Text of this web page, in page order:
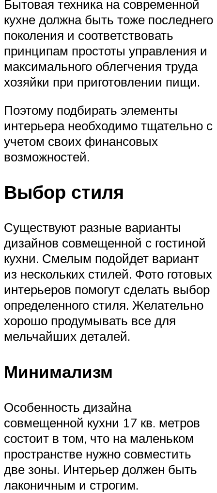
Бытовая техника на современной
кухне должна быть тоже последнего
поколения и соответствовать
принципам простоты управления и
максимального облегчения труда
хозяйки при приготовлении пищи.
Поэтому подбирать элементы
интерьера необходимо тщательно с
учетом своих финансовых
возможностей.
Выбор стиля
Существуют разные варианты
дизайнов совмещенной с гостиной
кухни. Смелым подойдет вариант
из нескольких стилей. Фото готовых
интерьеров помогут сделать выбор
определенного стиля. Желательно
хорошо продумывать все для
мельчайших деталей.
Минимализм
Особенность дизайна
совмещенной кухни 17 кв. метров
состоит в том, что на маленьком
пространстве нужно совместить
две зоны. Интерьер должен быть
лаконичным и строгим.